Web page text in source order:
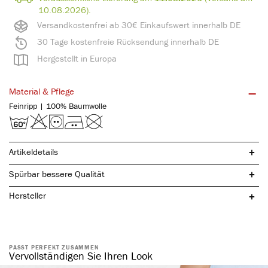
Versandkostenfrei ab 30€ Einkaufswert innerhalb DE
30 Tage kostenfreie Rücksendung innerhalb DE
Hergestellt in Europa
10.08.2026).
Material & Pflege
Feinripp | 100% Baumwolle
Artikeldetails
atmungsaktiv & hautfreundlich
elastisch & formstabil
Spürbar bessere Qualität
Hersteller
PASST PERFEKT ZUSAMMEN
Vervollständigen Sie Ihren Look